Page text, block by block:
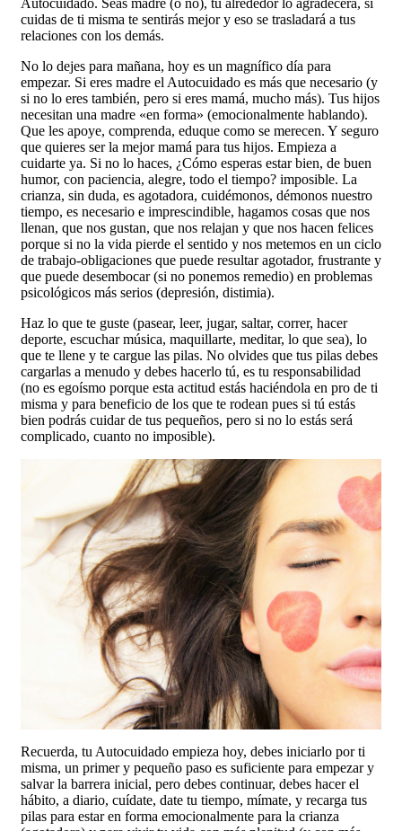
Autocuidado. Seas madre (o no), tu alrededor lo agradecerá, si
cuidas de ti misma te sentirás mejor y eso se trasladará a tus
relaciones con los demás.
No lo dejes para mañana, hoy es un magnífico día para
empezar. Si eres madre el Autocuidado es más que necesario (y
si no lo eres también, pero si eres mamá, mucho más). Tus hijos
necesitan una madre «en forma» (emocionalmente hablando).
Que les apoye, comprenda, eduque como se merecen. Y seguro
que quieres ser la mejor mamá para tus hijos. Empieza a
cuidarte ya. Si no lo haces, ¿Cómo esperas estar bien, de buen
humor, con paciencia, alegre, todo el tiempo? imposible. La
crianza, sin duda, es agotadora, cuidémonos, démonos nuestro
tiempo, es necesario e imprescindible, hagamos cosas que nos
llenan, que nos gustan, que nos relajan y que nos hacen felices
porque si no la vida pierde el sentido y nos metemos en un ciclo
de trabajo-obligaciones que puede resultar agotador, frustrante y
que puede desembocar (si no ponemos remedio) en problemas
psicológicos más serios (depresión, distimia).
Haz lo que te guste (pasear, leer, jugar, saltar, correr, hacer
deporte, escuchar música, maquillarte, meditar, lo que sea), lo
que te llene y te cargue las pilas. No olvides que tus pilas debes
cargarlas a menudo y debes hacerlo tú, es tu responsabilidad
(no es egoísmo porque esta actitud estás haciéndola en pro de ti
misma y para beneficio de los que te rodean pues si tú estás
bien podrás cuidar de tus pequeños, pero si no lo estás será
complicado, cuanto no imposible).
Recuerda, tu Autocuidado empieza hoy, debes iniciarlo por ti
misma, un primer y pequeño paso es suficiente para empezar y
salvar la barrera inicial, pero debes continuar, debes hacer el
hábito, a diario, cuídate, date tu tiempo, mímate, y recarga tus
pilas para estar en forma emocionalmente para la crianza